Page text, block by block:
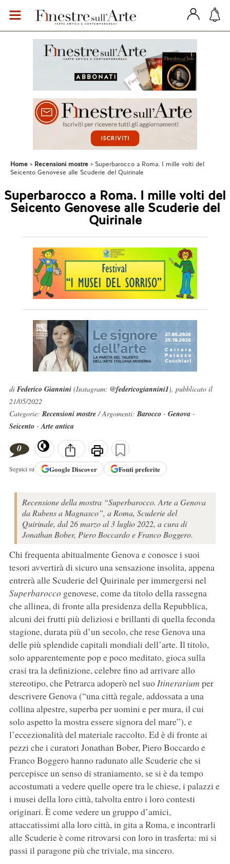
Home Recensioni mostre
Superbarocco a Roma. I mille volti del
Seicento Genovese alle Scuderie del Quirinale
Superbarocco a Roma. I mille volti del
Seicento Genovese alle Scuderie del
Quirinale
di Federico Giannini(Instagram: @federicogiannini1), pubblicato il
21/05/2022
Categorie:Recensioni mostre/ Argomenti:Barocco - Genova-
Seicento -Arte antica
0
Seguici su GoogleDiscover Fonti preferite
Recensione della mostra “Superbarocco. Arte a Genova
da Rubens a Magnasco”, a Roma, Scuderie del
Quirinale, dal 26 marzo al 3 luglio 2022, a cura di
Jonathan Bober, Piero Boccardo e Franco Boggero.
Chi frequenta abitualmente Genova e conosce i suoi
tesori avvertirà di sicuro una sensazione insolita, appena
entrerà alle Scuderie del Quirinale per immergersi nel
Superbaroccogenovese, come da titolo della rassegna
che allinea, di fronte alla presidenza della Repubblica,
alcuni dei frutti più deliziosi e brillanti di quella feconda
stagione, durata più d’un secolo, che rese Genova una
delle più splendide capitali mondiali dell’arte. Il titolo,
solo apparentemente pop e poco meditato, gioca sulla
crasi tra la definizione, celebre fino ad arrivare allo
stereotipo, che Petrarca adoperò nel suoItinerarium per
descrivere Genova (“una città regale, addossata a una
collina alpestre, superba per uomini e per mura, il cui
solo aspetto la mostra essere signora del mare”), e
l’eccezionalità del materiale raccolto. Ed è di fronte ai
pezzi che i curatori Jonathan Bober, Piero Boccardo e
Franco Boggero hanno radunato alle Scuderie che si
percepisce un senso di straniamento, se si è da tempo
accostumati a vedere quelle opere tra le chiese, i palazzi e
i musei della loro città, talvolta entro i loro contesti
originari. È come vedere un gruppo d’amici,
attaccatissimi alla loro città, in gita a Roma, e incontrarli
alle Scuderie è come ritrovarsi con loro in trasferta: mi si
passi il paragone più che triviale, ma sincero.